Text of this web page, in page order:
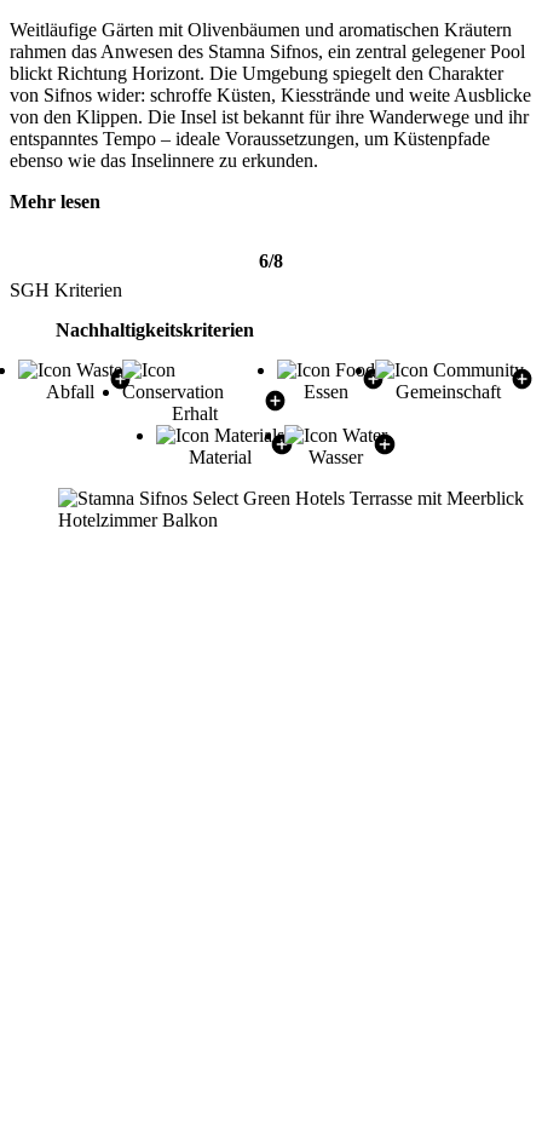
Weitläufige Gärten mit Olivenbäumen und aromatischen Kräutern
rahmen das Anwesen des Stamna Sifnos, ein zentral gelegener Pool
blickt Richtung Horizont. Die Umgebung spiegelt den Charakter
von Sifnos wider: schroffe Küsten, Kiesstrände und weite Ausblicke
von den Klippen. Die Insel ist bekannt für ihre Wanderwege und ihr
entspanntes Tempo – ideale Voraussetzungen, um Küstenpfade
ebenso wie das Inselinnere zu erkunden.
Mehr lesen
6/8
SGH Kriterien
Nachhaltigkeitskriterien
Abfall
Erhalt
Essen Gemeinschaft
Material Wasser